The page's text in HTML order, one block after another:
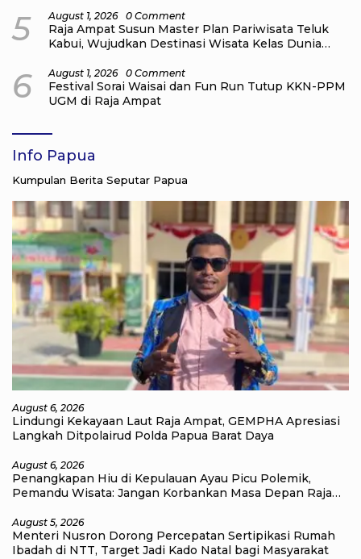
5 August 1, 2026 0 Comment
Raja Ampat Susun Master Plan Pariwisata Teluk
Kabui, Wujudkan Destinasi Wisata Kelas Dunia
6 August 1, 2026 0 Comment
Festival Sorai Waisai dan Fun Run Tutup KKN-PPM
UGM di Raja Ampat
Info Papua
Kumpulan Berita Seputar Papua
August 6, 2026
Lindungi Kekayaan Laut Raja Ampat, GEMPHA Apresiasi
Langkah Ditpolairud Polda Papua Barat Daya
August 6, 2026
Penangkapan Hiu di Kepulauan Ayau Picu Polemik,
Pemandu Wisata: Jangan Korbankan Masa Depan Raja
August 5, 2026
Menteri Nusron Dorong Percepatan Sertipikasi Rumah
Ibadah di NTT, Target Jadi Kado Natal bagi Masyarakat